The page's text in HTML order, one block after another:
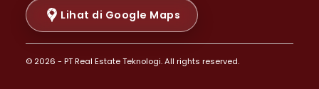
Properti Dijual di Kramat >
Properti Dijual di Pasar Baru >
Properti Dijual di Bendungan Hilir >
Properti Dijual di Jakarta Selatan >
Lihat di Google Maps
© 2026 - PT Real Estate Teknologi. All rights reserved.